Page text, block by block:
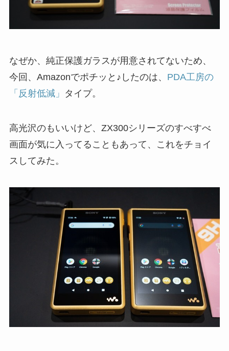
なぜか、純正保護ガラスが用意されてないため、
今回、Amazonでポチッと♪したのは、 PDA工房の
「反射低減」 タイプ。
高光沢のもいいけど、ZX300シリーズのすべすべ
画面が気に入ってることもあって、これをチョイ
スしてみた。